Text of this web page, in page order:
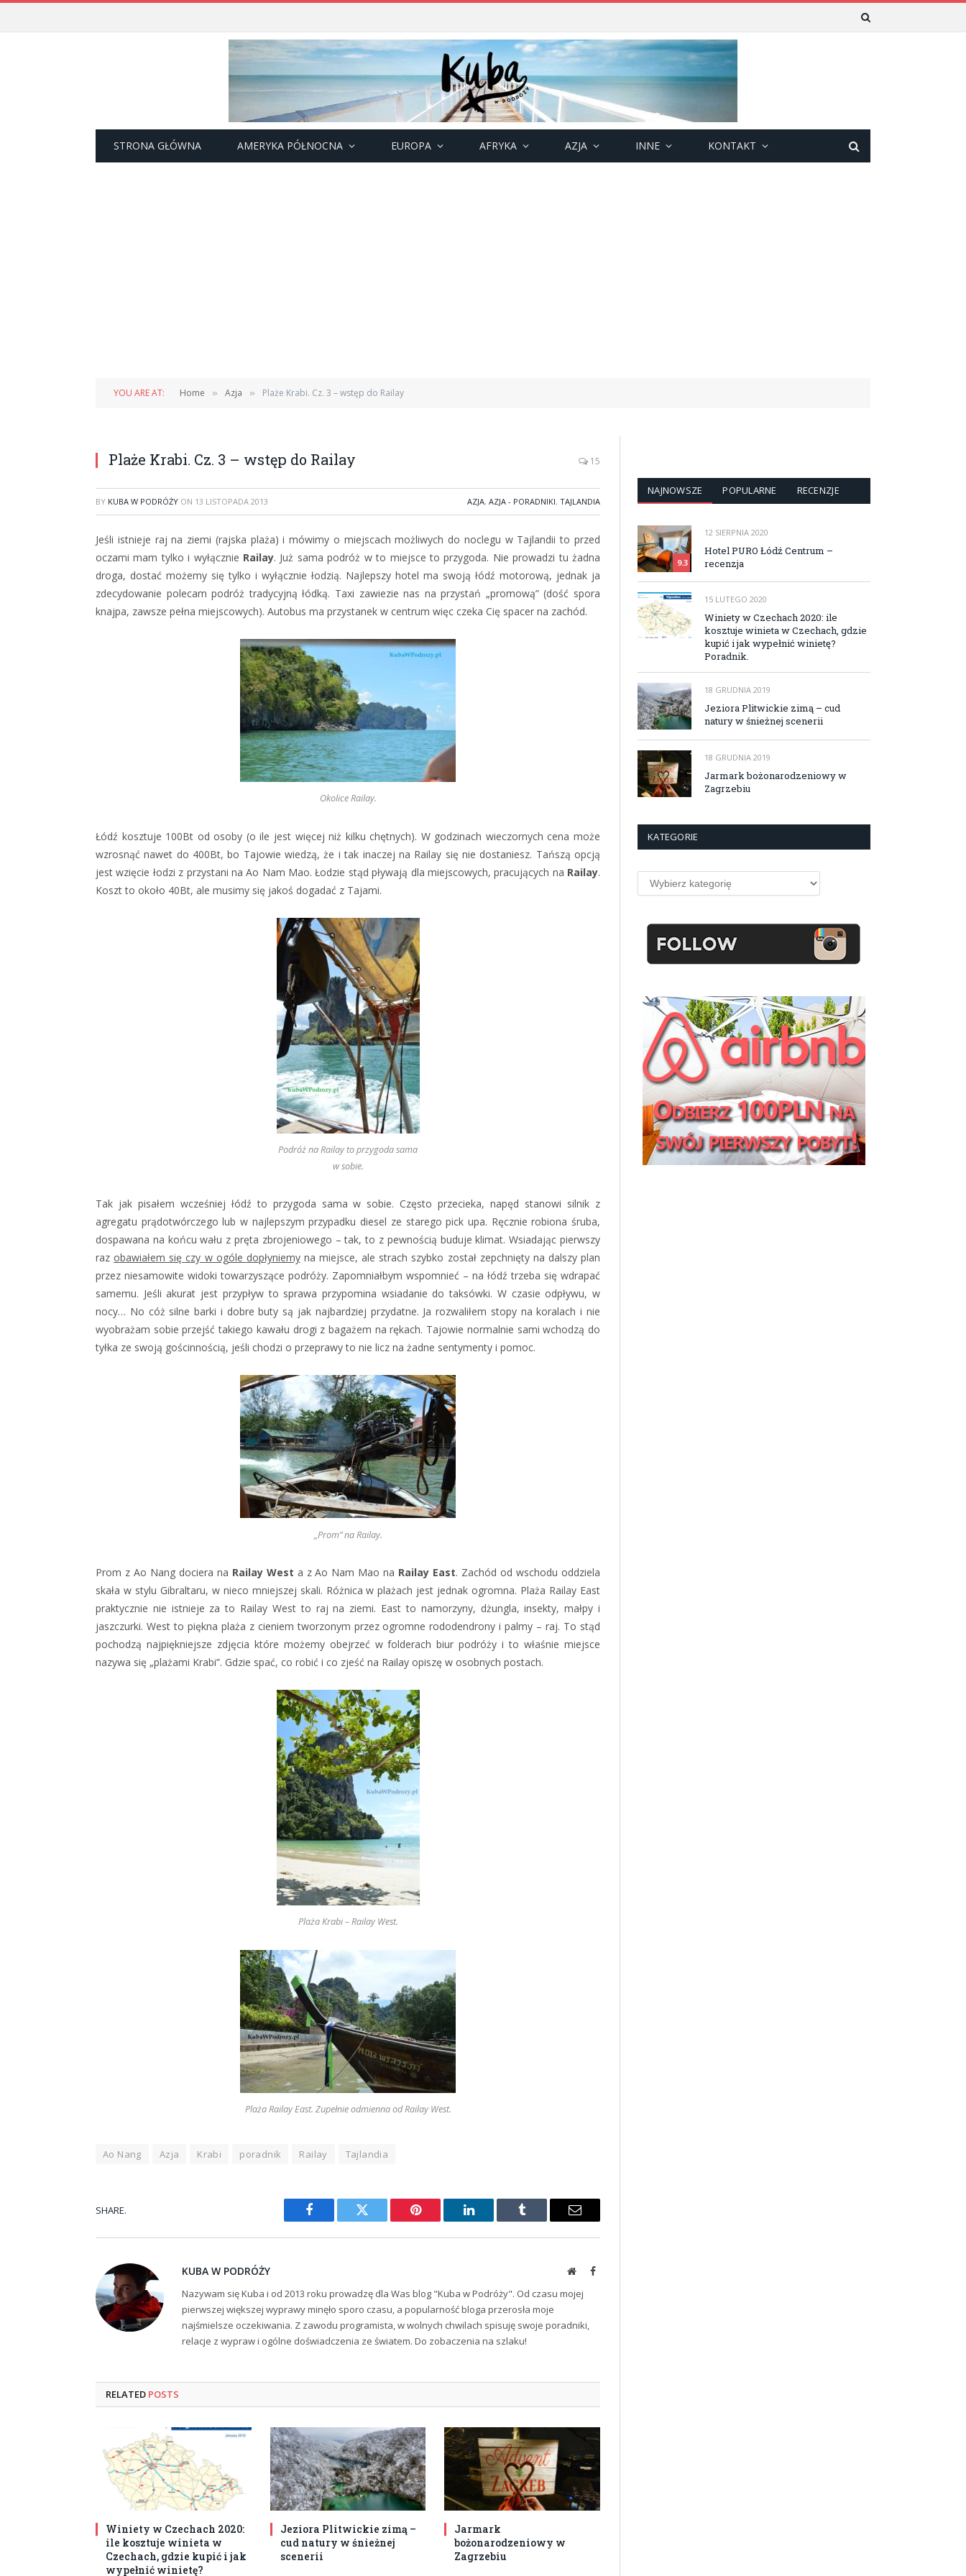
STRONA GŁÓWNA AMERYKA PÓŁNOCNA EUROPA AFRYKA AZJA INNE KONTAKT
YOU ARE AT: Home » Azja » Plaże Krabi. Cz. 3 – wstęp do Railay
Plaże Krabi. Cz. 3 – wstęp do Railay 15
BY KUBA W PODRÓŻY ON 13 LISTOPADA 2013 AZJA, AZJA - PORADNIKI, TAJLANDIA
Jeśli istnieje raj na ziemi (rajska plaża) i mówimy o miejscach możliwych do noclegu w Tajlandii to przed
oczami mam tylko i wyłącznie Railay. Już sama podróż w to miejsce to przygoda. Nie prowadzi tu żadna
droga, dostać możemy się tylko i wyłącznie łodzią. Najlepszy hotel ma swoją łódź motorową, jednak ja
zdecydowanie polecam podróż tradycyjną łódką. Taxi zawiezie nas na przystań „promową” (dość spora
knajpa, zawsze pełna miejscowych). Autobus ma przystanek w centrum więc czeka Cię spacer na zachód.
Okolice Railay.
Łódź kosztuje 100Bt od osoby (o ile jest więcej niż kilku chętnych). W godzinach wieczornych cena może
wzrosnąć nawet do 400Bt, bo Tajowie wiedzą, że i tak inaczej na Railay się nie dostaniesz. Tańszą opcją
jest wzięcie łodzi z przystani na Ao Nam Mao. Łodzie stąd pływają dla miejscowych, pracujących na Railay.
Koszt to około 40Bt, ale musimy się jakoś dogadać z Tajami.
Podróż na Railay to przygoda sama
w sobie.
Tak jak pisałem wcześniej łódź to przygoda sama w sobie. Często przecieka, napęd stanowi silnik z
agregatu prądotwórczego lub w najlepszym przypadku diesel ze starego pick upa. Ręcznie robiona śruba,
dospawana na końcu wału z pręta zbrojeniowego – tak, to z pewnością buduje klimat. Wsiadając pierwszy
raz obawiałem się czy w ogóle dopłyniemyna miejsce, ale strach szybko został zepchnięty na dalszy plan
przez niesamowite widoki towarzyszące podróży. Zapomniałbym wspomnieć – na łódź trzeba się wdrapać
samemu. Jeśli akurat jest przypływ to sprawa przypomina wsiadanie do taksówki. W czasie odpływu, w
nocy… No cóż silne barki i dobre buty są jak najbardziej przydatne. Ja rozwaliłem stopy na koralach i nie
wyobrażam sobie przejść takiego kawału drogi z bagażem na rękach. Tajowie normalnie sami wchodzą do
tyłka ze swoją gościnnością, jeśli chodzi o przeprawy to nie licz na żadne sentymenty i pomoc.
„Prom” na Railay.
Prom z Ao Nang dociera na Railay West a z Ao Nam Mao na Railay East. Zachód od wschodu oddziela
skała w stylu Gibraltaru, w nieco mniejszej skali. Różnica w plażach jest jednak ogromna. Plaża Railay East
praktycznie nie istnieje za to Railay West to raj na ziemi. East to namorzyny, dżungla, insekty, małpy i
jaszczurki. West to piękna plaża z cieniem tworzonym przez ogromne rododendrony i palmy – raj. To stąd
pochodzą najpiękniejsze zdjęcia które możemy obejrzeć w folderach biur podróży i to właśnie miejsce
nazywa się „plażami Krabi”. Gdzie spać, co robić i co zjeść na Railay opiszę w osobnych postach.
Plaża Krabi – Railay West.
Plaża Railay East. Zupełnie odmienna od Railay West.
Ao Nang Azja Krabi poradnik Railay Tajlandia
SHARE.
Facebook Twitter Pinterest LinkedIn Tumblr Email
KUBA W PODRÓŻY WebsiteFacebook
Nazywam się Kuba i od 2013 roku prowadzę dla Was blog "Kuba w Podróży". Od czasu mojej
pierwszej większej wyprawy minęło sporo czasu, a popularność bloga przerosła moje
najśmielsze oczekiwania. Z zawodu programista, w wolnych chwilach spisuję swoje poradniki,
relacje z wypraw i ogólne doświadczenia ze światem. Do zobaczenia na szlaku!
RELATED POSTS
Winiety w Czechach 2020:
ile kosztuje winieta w
Czechach, gdzie kupić i jak
wypełnić winietę?
Jeziora Plitwickie zimą –
cud natury w śnieżnej
scenerii
Jarmark
bożonarodzeniowy w
Zagrzebiu
NAJNOWSZE POPULARNE RECENZJE
9.3
12 SIERPNIA 2020
Hotel PURO Łódź Centrum –
recenzja
15 LUTEGO 2020
Winiety w Czechach 2020: ile
kosztuje winieta w Czechach, gdzie
kupić i jak wypełnić winietę?
Poradnik.
18 GRUDNIA 2019
Jeziora Plitwickie zimą – cud
natury w śnieżnej scenerii
18 GRUDNIA 2019
Jarmark bożonarodzeniowy w
Zagrzebiu
KATEGORIE
Kategorie